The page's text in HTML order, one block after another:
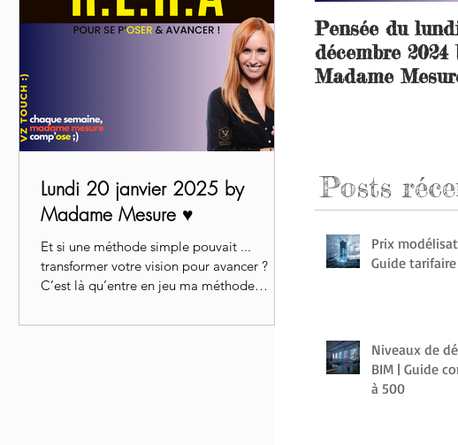
Lundi 20 janvier 2025 by
Madame Mesure ♥️
Et si une méthode simple pouvait ...
transformer votre vision pour avancer ?
C’est là qu’entre en jeu ma méthode
Pensée du
décembre 2024
Madame
Posts
Prix
Guide
Niveaux de
BIM | Guide
à 500